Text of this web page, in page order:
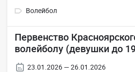
Волейбол
Первенство
волейболу (девушки до
23.01.2026 — 26.01.2026